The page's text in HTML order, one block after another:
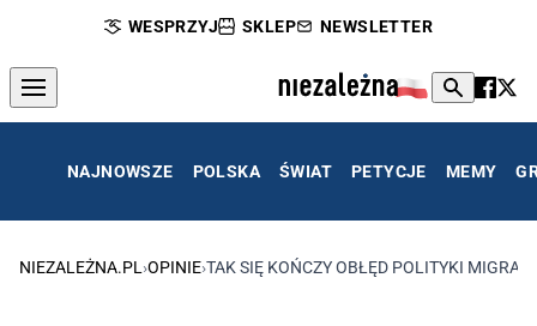
WESPRZYJ SKLEP NEWSLETTER
NAJNOWSZE POLSKA ŚWIAT PETYCJE MEMY
NIEZALEŻNA.PL ›OPINIE›TAK SIĘ KOŃCZY OBŁĘD POLITYKI